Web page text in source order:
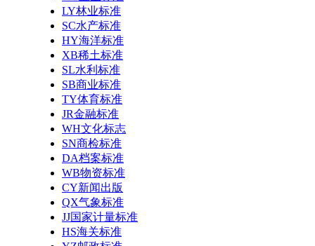
LY林业标准
SC水产标准
HY海洋标准
XB稀土标准
SL水利标准
SB商业标准
TY体育标准
JR金融标准
WH文化标志
SN商检标准
DA档案标准
WB物资标准
CY新闻出版
QX气象标准
JJ国家计量标准
HS海关标准